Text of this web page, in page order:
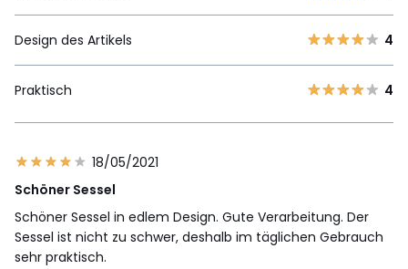
Design des Artikels 4
Praktisch 4
18/05/2021
Schöner Sessel
Schöner Sessel in edlem Design. Gute Verarbeitung. Der
Sessel ist nicht zu schwer, deshalb im täglichen Gebrauch
sehr praktisch.